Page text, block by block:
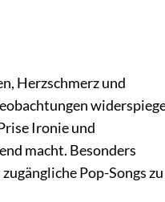
Herzschmerz und
Ironie und
macht. Besonders
Pop-Songs zu